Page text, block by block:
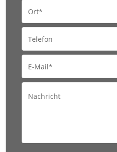
Ort*
Telefon
E-Mail*
Nachricht